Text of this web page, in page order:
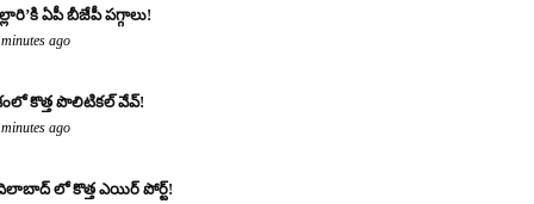
ఏపీ బీజేపీ పగ్గాలు!
ago
కొత్త పొలిటికల్ వేవ్!
ago
లో కొత్త ఎయిర్ పోర్ట్!